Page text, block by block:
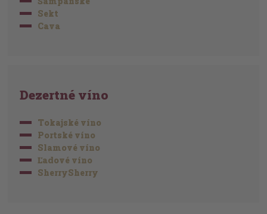
Sekt
Cava
Dezertné víno
Tokajské víno
Portské víno
Slamové víno
Ľadové víno
SherrySherry